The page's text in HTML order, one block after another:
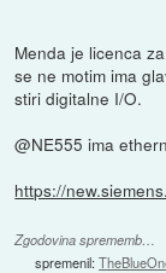
Menda je licenca
se ne motim ima
stiri digitalne I/O.
@NE555 ima
https://
Zgodovina sprememb…
spremenil: